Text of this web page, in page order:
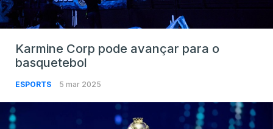
Karmine Corp pode avançar para o
basquetebol
ESPORTS 5 mar 2025